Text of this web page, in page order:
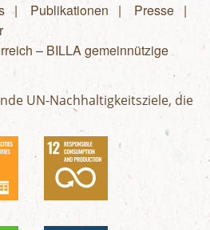
Publikationen
Presse
– BILLA gemeinnützige
UN-Nachhaltigkeitsziele, die